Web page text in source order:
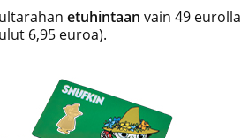
etuhintaan vain 49 eurolla
6,95 euroa).